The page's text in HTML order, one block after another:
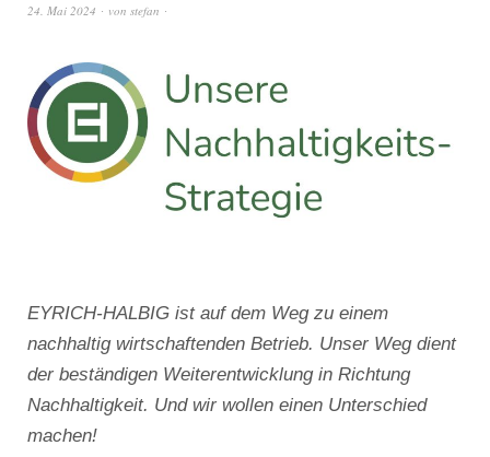
24. Mai 2024 von stefan
EYRICH-HALBIG ist auf dem Weg zu einem
nachhaltig wirtschaftenden Betrieb. Unser Weg dient
der beständigen Weiterentwicklung in Richtung
Nachhaltigkeit. Und wir wollen einen Unterschied
machen!